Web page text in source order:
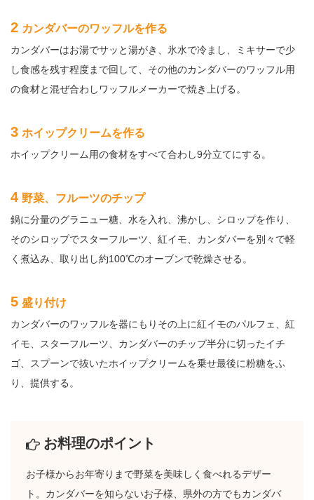
2 カンダバーのワッフルを作る
カンダバーはお湯でサッと湯がき、氷水で冷まし、ミキサーで少
し食感を残す程度まで回して、その他のカンダバーのワッフル用
の食材と混ぜ合わしワッフルメーカーで焼き上げる。
3 ホイップクリームを作る
ホイップクリーム用の食材をすべて合わし9分立てにする。
4 野菜、フルーツのチップ
鍋に分量のグラニュー糖、水を入れ、沸かし、シロップを作り、
そのシロップでスターフルーツ、紅イモ、カンダバーを別々で軽
く煮込み、取り出し約100℃のオーブンで乾燥させる。
5 盛り付け
カンダバーのワッフルを器にもりその上に紅イモのパルフェ、紅
イモ、スターフルーツ、カンダバーのチップ半分に切ったイチ
ゴ、スプーンで抜いたホイップクリームを乗せ最後に粉糖をふ
り、提供する。
お料理のポイント
お子様からお年寄りまで野菜を美味しく食べれるデザー
ト。カンダバーを知らないお子様、県外の方でもカンダバ